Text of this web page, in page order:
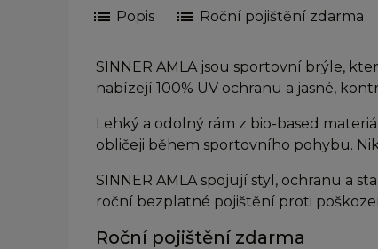
list Popis list Roční pojištění zdarma
SINNER AMLA jsou sportovní brýle,
nabízejí 100% UV ochranu a jasné,
Lehký a odolný rám z bio-based
obličeji během sportovního pohybu.
SINNER AMLA spojují styl, ochranu a
roční bezplatné pojištění proti
Roční pojištění zdarma